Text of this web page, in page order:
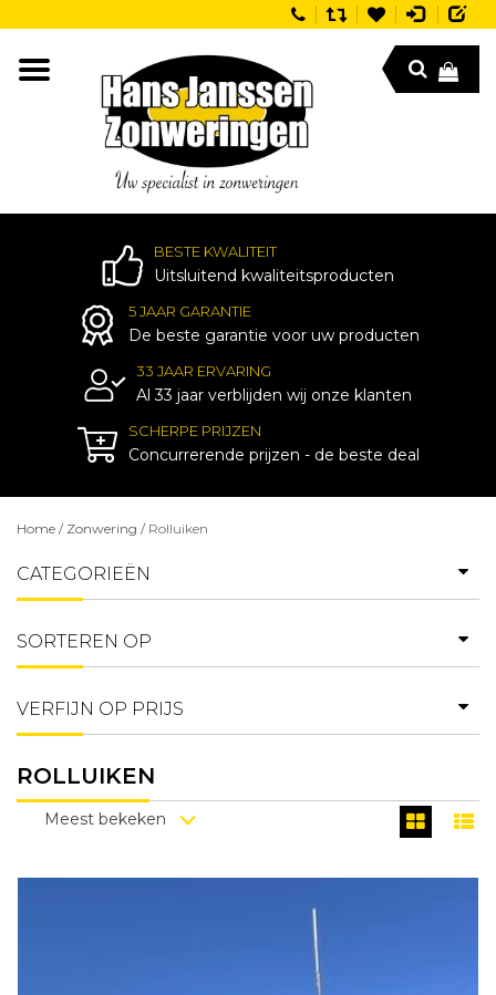
BESTE KWALITEIT
Uitsluitend kwaliteitsproducten
5 JAAR GARANTIE
De beste garantie voor uw producten
33 JAAR ERVARING
Al 33 jaar verblijden wij onze klanten
SCHERPE PRIJZEN
Concurrerende prijzen - de beste deal
Home / Zonwering / Rolluiken
CATEGORIEËN
SORTEREN OP
VERFIJN OP PRIJS
ROLLUIKEN
Meest bekeken